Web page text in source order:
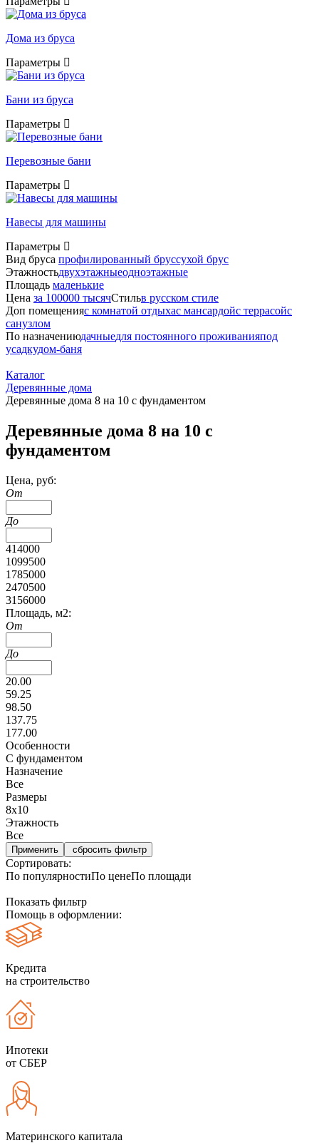
Дома из бруса
Параметры
Бани из бруса
Параметры
Перевозные бани
Параметры
Навесы для машины
Параметры
Вид бруса профилированный бруссухой брус
Этажностьдвухэтажныеодноэтажные
Площадь маленькие
Цена за 100000 тысячСтильв русском стиле
Доп помещенияс комнатой отдыхас мансардойс террасойс
санузлом
По назначениюдачныедля постоянного проживанияпод
усадкудом-баня
Каталог
Деревянные дома
Деревянные дома 8 на 10 с фундаментом
Деревянные дома 8 на 10 с
фундаментом
Цена, руб:
От
До
414000
1099500
1785000
2470500
3156000
Площадь, м2:
От
До
20.00
59.25
98.50
137.75
177.00
Особенности
С фундаментом
Назначение
Все
Размеры
8х10
Этажность
Все
сбросить фильтр
Сортировать:
По популярностиПо ценеПо площади
Показать фильтр
Помощь в оформлении:
Кредита
на строительство
Ипотеки
от СБЕР
Материнского капитала